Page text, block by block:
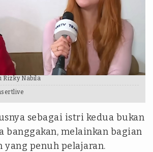
Rizky Nabila
sebagai istri kedua bukan
banggakan, melainkan bagian
yang penuh pelajaran.